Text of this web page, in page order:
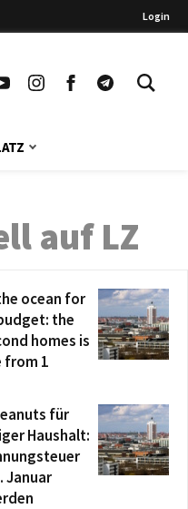
Login
auf LZ
ocean for
the
homes is
from 1
für
Haushalt:
Januar